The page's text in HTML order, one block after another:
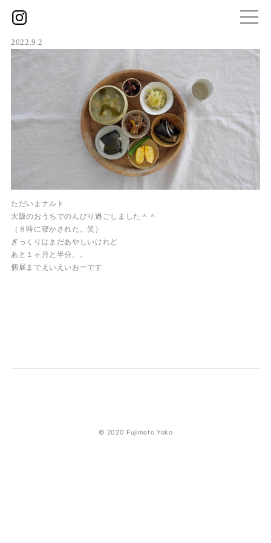
2022.9.2
ただいまナルト
大阪のおうちでのんびり過ごしました＾＾
（８時に寝かされた。笑）
ぎっくりはまだあやしいけれど
あと１ヶ月と半分。。
個展までえいえいおーです
© 2020 Fujimoto Yoko